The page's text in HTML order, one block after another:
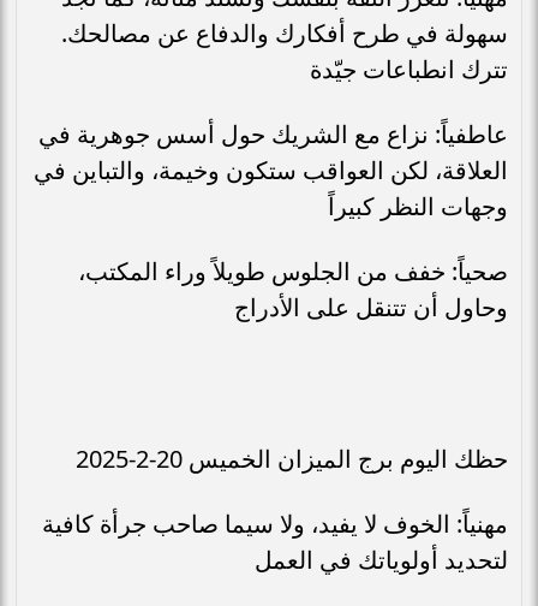
سهولة في طرح أفكارك والدفاع عن مصالحك.
تترك انطباعات جيّدة
عاطفياً: نزاع مع الشريك حول أسس جوهرية في
العلاقة، لكن العواقب ستكون وخيمة، والتباين في
وجهات النظر كبيراً
صحياً: خفف من الجلوس طويلاً وراء المكتب،
وحاول أن تتنقل على الأدراج
حظك اليوم برج الميزان الخميس 20-2-2025
مهنياً: الخوف لا يفيد، ولا سيما صاحب جرأة كافية
لتحديد أولوياتك في العمل